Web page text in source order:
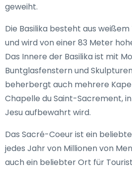
geweiht.
Die Basilika besteht aus
und wird von einer 83 Meter
Das Innere der Basilika ist mit
Buntglasfenstern und
beherbergt auch mehrere
Chapelle du Saint-Sacrement,
Jesu aufbewahrt wird.
Das Sacré-Coeur ist ein
jedes Jahr von Millionen von
auch ein beliebter Ort für